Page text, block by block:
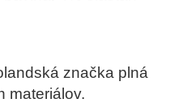
značka plná
materiálov.